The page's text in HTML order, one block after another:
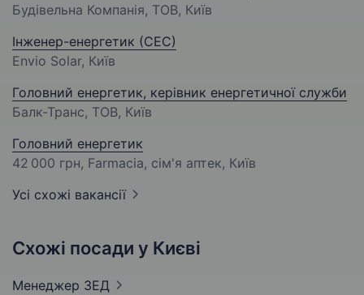
Будівельна Компанія, ТОВ, Київ
Інженер-енергетик (СЕС)
Envio Solar, Київ
Головний енергетик, керівник енергетичної служби
Балк-Транс, ТОВ, Київ
Головний енергетик
42 000 грн, Farmacia, сім'я аптек, Київ
Усі схожі вакансії
Схожі посади у Києві
Менеджер ЗЕД